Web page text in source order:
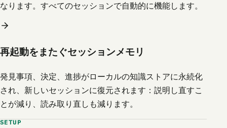
なります。すべてのセッションで自動的に機能します。
再起動をまたぐセッションメモリ
発見事項、決定、進捗がローカルの知識ストアに永続化
され、新しいセッションに復元されます：説明し直すこ
とが減り、読み取り直しも減ります。
SETUP